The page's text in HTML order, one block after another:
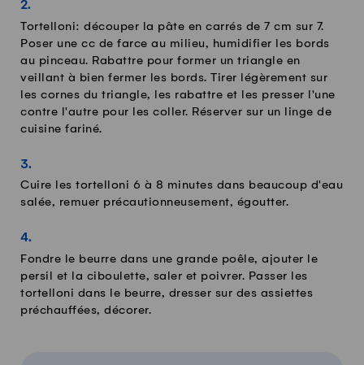
Tortelloni: découper la pâte en carrés de 7 cm sur 7.
Poser une cc de farce au milieu, humidifier les bords
au pinceau. Rabattre pour former un triangle en
veillant à bien fermer les bords. Tirer légèrement sur
les cornes du triangle, les rabattre et les presser l'une
contre l'autre pour les coller. Réserver sur un linge de
cuisine fariné.
Cuire les tortelloni 6 à 8 minutes dans beaucoup d'eau
salée, remuer précautionneusement, égoutter.
Fondre le beurre dans une grande poêle, ajouter le
persil et la ciboulette, saler et poivrer. Passer les
tortelloni dans le beurre, dresser sur des assiettes
préchauffées, décorer.